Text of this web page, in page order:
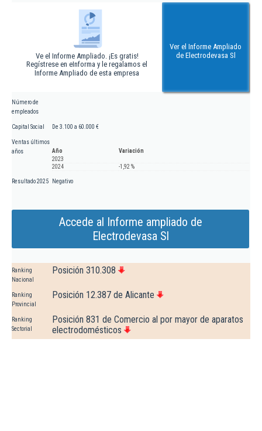
Ve el Informe Ampliado. ¡Es gratis!
Regístrese en eInforma y le regalamos el
Informe Ampliado de esta empresa
Ver el Informe Ampliado
de Electrodevasa Sl
Número de
empleados
Capital Social De 3.100 a 60.000 €
Ventas últimos
años
Año
Variación
2023
2024
-1,92 %
Resultado 2025 Negativo
Accede al Informe ampliado de
Electrodevasa Sl
Ranking
Nacional
Posición 310.308
Ranking
Provincial
Posición 12.387 de Alicante
Ranking
Sectorial
Posición 831 de Comercio al por mayor de aparatos
electrodomésticos